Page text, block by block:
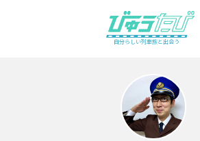
自分らしい列車旅と出会う